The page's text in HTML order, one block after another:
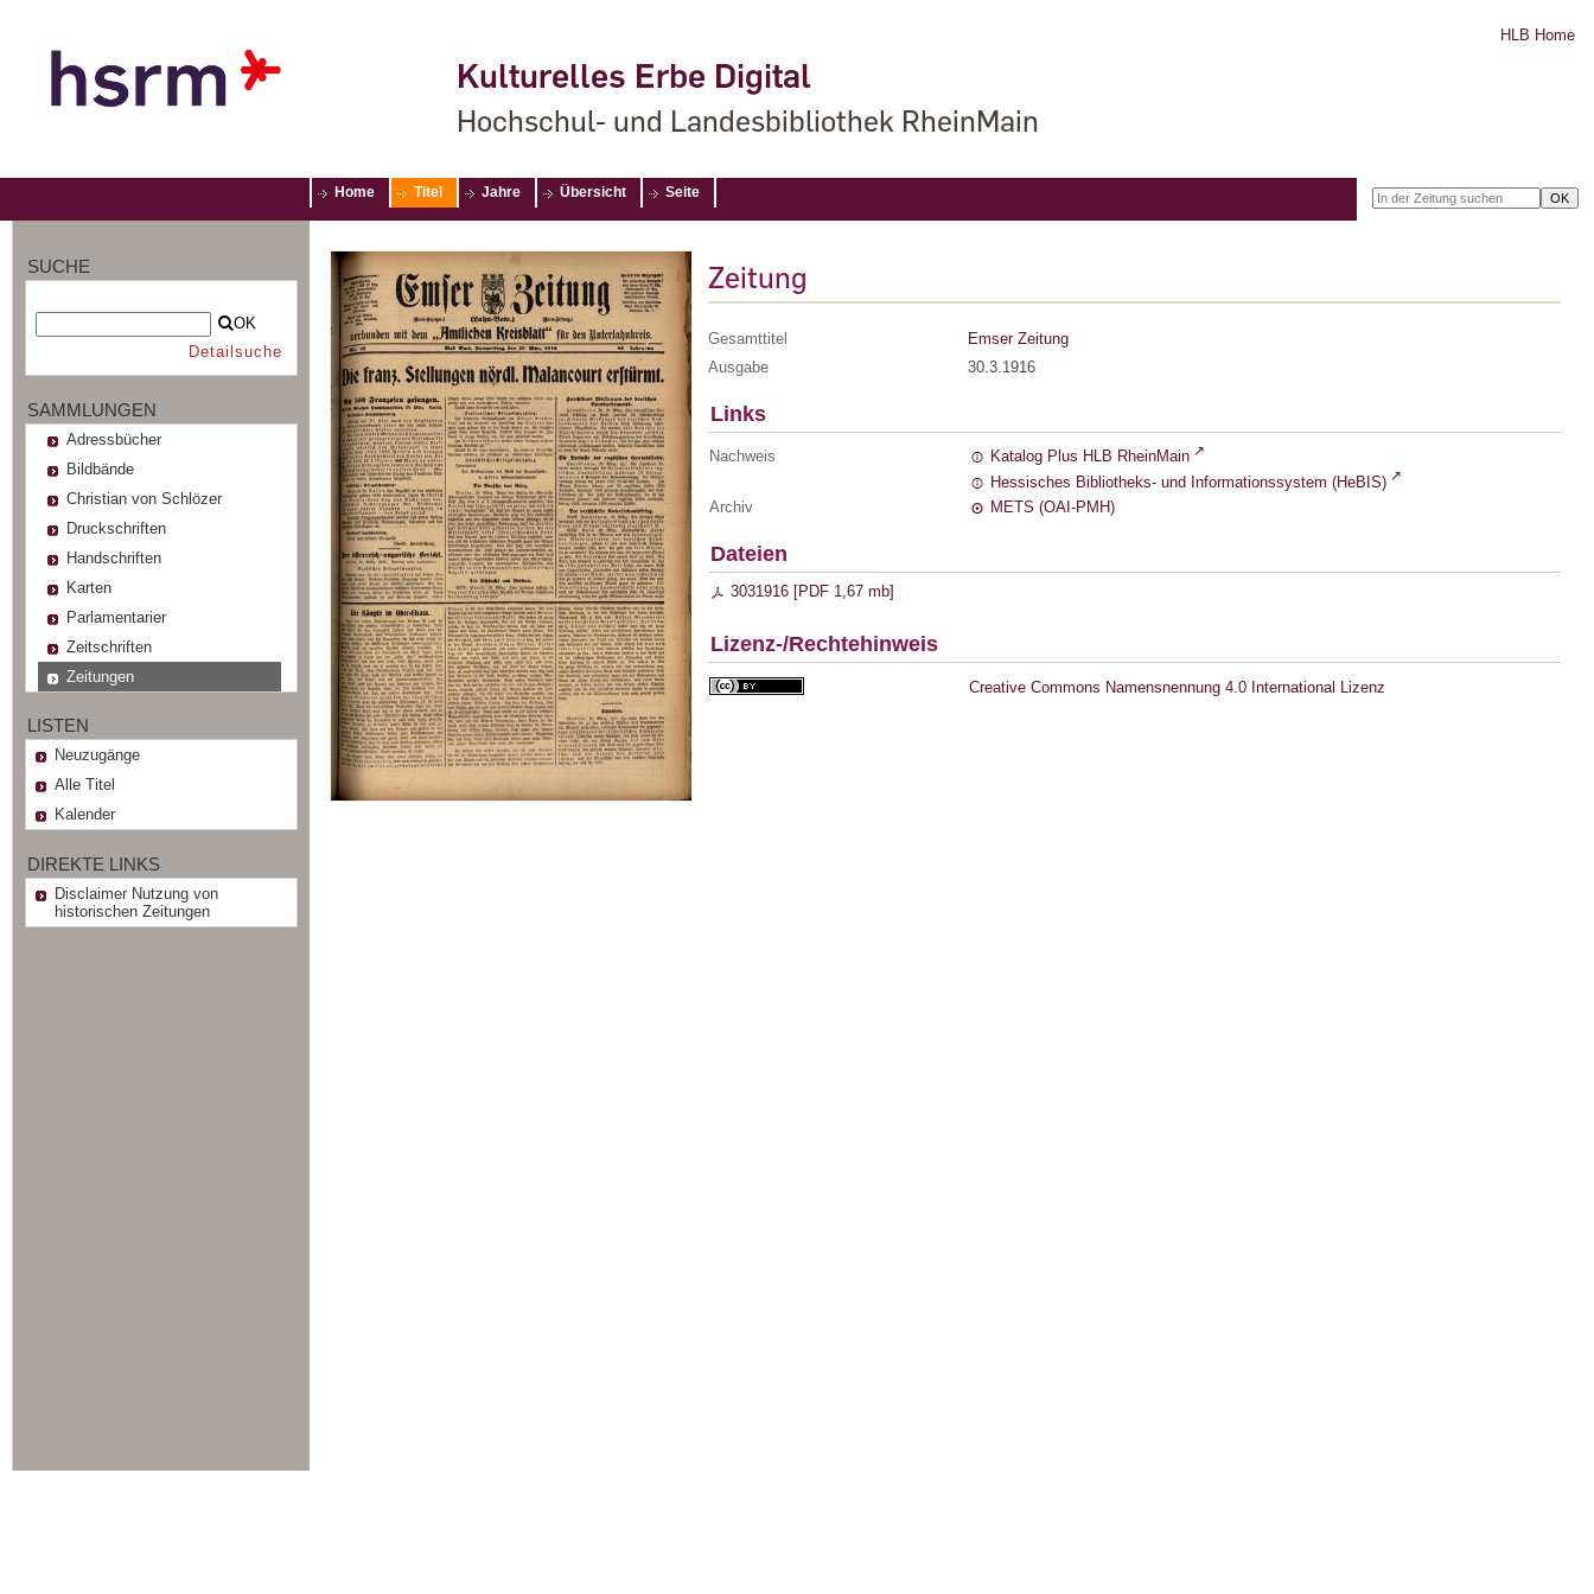
Kulturelles Erbe Digital
Hochschul- und Landesbibliothek RheinMain
HLB Home
Home Titel Jahre Übersicht Seite
SUCHE
OK
Detailsuche
SAMMLUNGEN
Adressbücher
Bildbände
Christian von Schlözer
Druckschriften
Handschriften
Karten
Parlamentarier
Zeitschriften
Zeitungen
LISTEN
Neuzugänge
Alle Titel
Kalender
DIREKTE LINKS
Disclaimer Nutzung von
historischen Zeitungen
Zeitung
Gesamttitel
Emser Zeitung
Ausgabe
30.3.1916
Links
Nachweis
Katalog Plus HLB RheinMain
Hessisches Bibliotheks- und Informationssystem (HeBIS)
Archiv
METS (OAI-PMH)
Dateien
3031916 [PDF 1,67 mb]
Lizenz-/Rechtehinweis
Creative Commons Namensnennung 4.0 International Lizenz